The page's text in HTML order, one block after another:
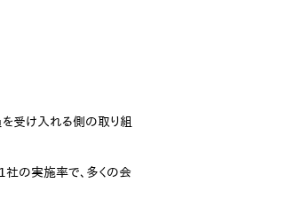
受け入れる側の取り組
社の実施率で、多くの会